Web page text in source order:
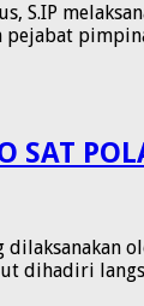
S.IP
dihadiri